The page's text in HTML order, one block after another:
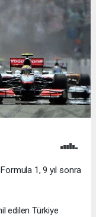
1, 9 yıl sonra
edilen Türkiye